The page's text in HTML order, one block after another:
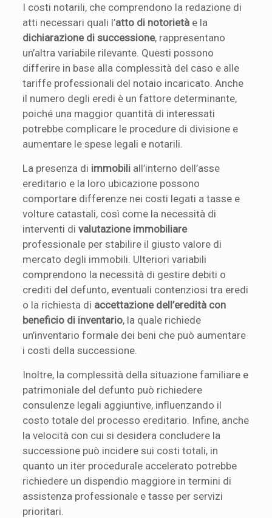
I costi notarili, che comprendono la redazione di
atti necessari quali l’atto di notorietà e la
dichiarazione di successione, rappresentano
un’altra variabile rilevante. Questi possono
differire in base alla complessità del caso e alle
tariffe professionali del notaio incaricato. Anche
il numero degli eredi è un fattore determinante,
poiché una maggior quantità di interessati
potrebbe complicare le procedure di divisione e
aumentare le spese legali e notarili.
La presenza di immobili all’interno dell’asse
ereditario e la loro ubicazione possono
comportare differenze nei costi legati a tasse e
volture catastali, così come la necessità di
interventi divalutazione immobiliare
professionale per stabilire il giusto valore di
mercato degli immobili. Ulteriori variabili
comprendono la necessità di gestire debiti o
crediti del defunto, eventuali contenziosi tra eredi
o la richiesta di accettazione dell’eredità con
beneficio di inventario, la quale richiede
un’inventario formale dei beni che può aumentare
i costi della successione.
Inoltre, la complessità della situazione familiare e
patrimoniale del defunto può richiedere
consulenze legali aggiuntive, influenzando il
costo totale del processo ereditario. Infine, anche
la velocità con cui si desidera concludere la
successione può incidere sui costi totali, in
quanto un iter procedurale accelerato potrebbe
richiedere un dispendio maggiore in termini di
assistenza professionale e tasse per servizi
prioritari.